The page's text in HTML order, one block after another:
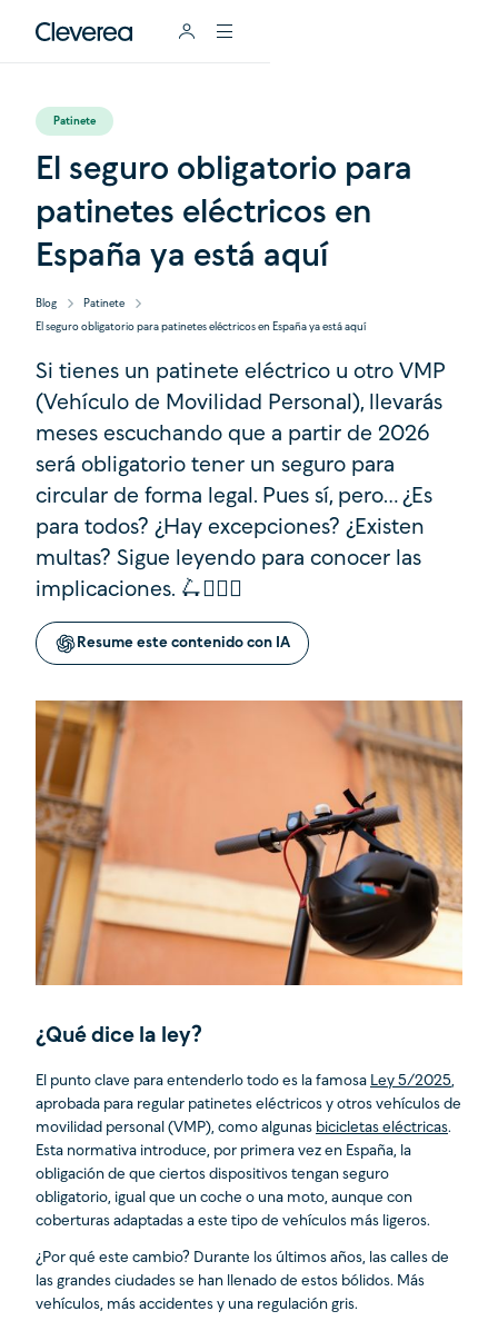
Patinete
El seguro obligatorio para
patinetes eléctricos en
España ya está aquí
Blog
Patinete
El seguro obligatorio para patinetes eléctricos en España ya está aquí
Si tienes un patinete eléctrico u otro VMP
(Vehículo de Movilidad Personal), llevarás
meses escuchando que a partir de 2026
será obligatorio tener un seguro para
circular de forma legal. Pues sí, pero… ¿Es
para todos? ¿Hay excepciones? ¿Existen
multas? Sigue leyendo para conocer las
implicaciones. 🛴👩🏻‍⚖️
Resume este contenido con IA
¿Qué dice la ley?
El punto clave para entenderlo todo es la famosa Ley 5/2025,
aprobada para regular patinetes eléctricos y otros vehículos de
movilidad personal (VMP), como algunas bicicletas eléctricas.
Esta normativa introduce, por primera vez en España, la
obligación de que ciertos dispositivos tengan seguro
obligatorio, igual que un coche o una moto, aunque con
coberturas adaptadas a este tipo de vehículos más ligeros.
¿Por qué este cambio? Durante los últimos años, las calles de
las grandes ciudades se han llenado de estos bólidos. Más
vehículos, más accidentes y una regulación gris.